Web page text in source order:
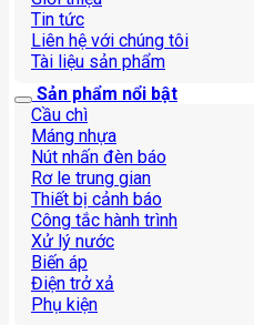
Tin tức
Liên hệ với chúng tôi
Tài liệu sản phẩm
Sản phẩm nổi bật
Cầu chì
Máng nhựa
Nút nhấn đèn báo
Rơ le trung gian
Thiết bị cảnh báo
Công tắc hành trình
Xử lý nước
Biến áp
Điện trở xả
Phụ kiện